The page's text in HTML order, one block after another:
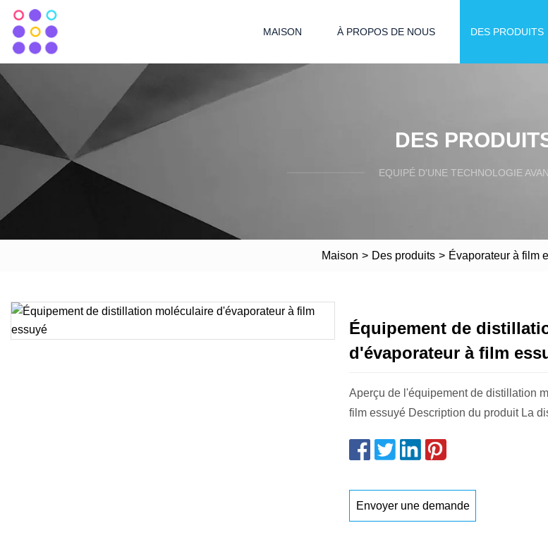
MAISON À PROPOS DE NOUS DES PRODUITS
DES
EQUIPÉ D'UNE TECHNOLOGIE
Maison > Des produits > Évaporateur à film
Équipement de
d'évaporateur à film
Aperçu de l'équipement de distillation
film essuyé Description du produit La
Envoyer une demande